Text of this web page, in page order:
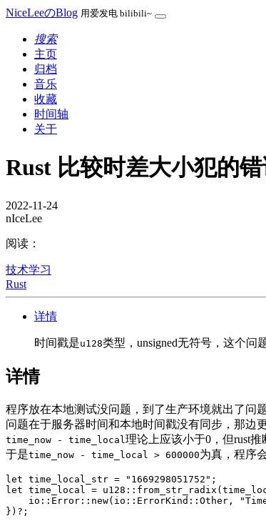
NiceLeeのBlog 用爱发电 bilibili~
搜索
主页
归档
音乐
收藏
时间轴
关于
Rust 比较时差大小犯的
2022-11-24
nIceLee
阅读：
技术学习
Rust
详情
时间戳是u128类型，unsigned无符号，这个问
详情
程序放在本地测试没问题，到了生产环境就出了问题
问题在于服务器时间和本地时间戳没有同步，那边
time_now - time_local 理论上应该小于0，但rust
于是time_now - time_local > 600000为真，程序
let time_local_str = "1669298051752" ;
let time_local = u128 :: from_str_radix (
io :: Error :: new( io :: ErrorKind :: Other ,
}) ? ;